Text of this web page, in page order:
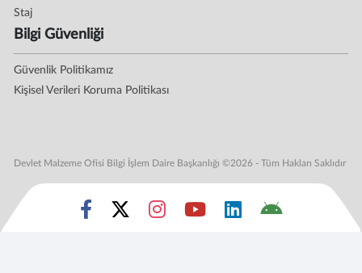
Staj
Bilgi Güvenliği
Güvenlik Politikamız
Kişisel Verileri Koruma Politikası
Devlet Malzeme Ofisi Bilgi İşlem Daire Başkanlığı ©2026 - Tüm Hakları Saklıdır